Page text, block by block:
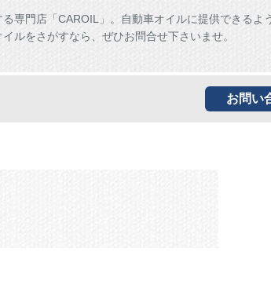
専門店「CAROIL」。自動車オイルに提供できるよ
ルをさがすなら、ぜひお問合せ下さいませ。
お問い